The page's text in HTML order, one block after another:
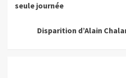
seule journée
Disparition d’Alain